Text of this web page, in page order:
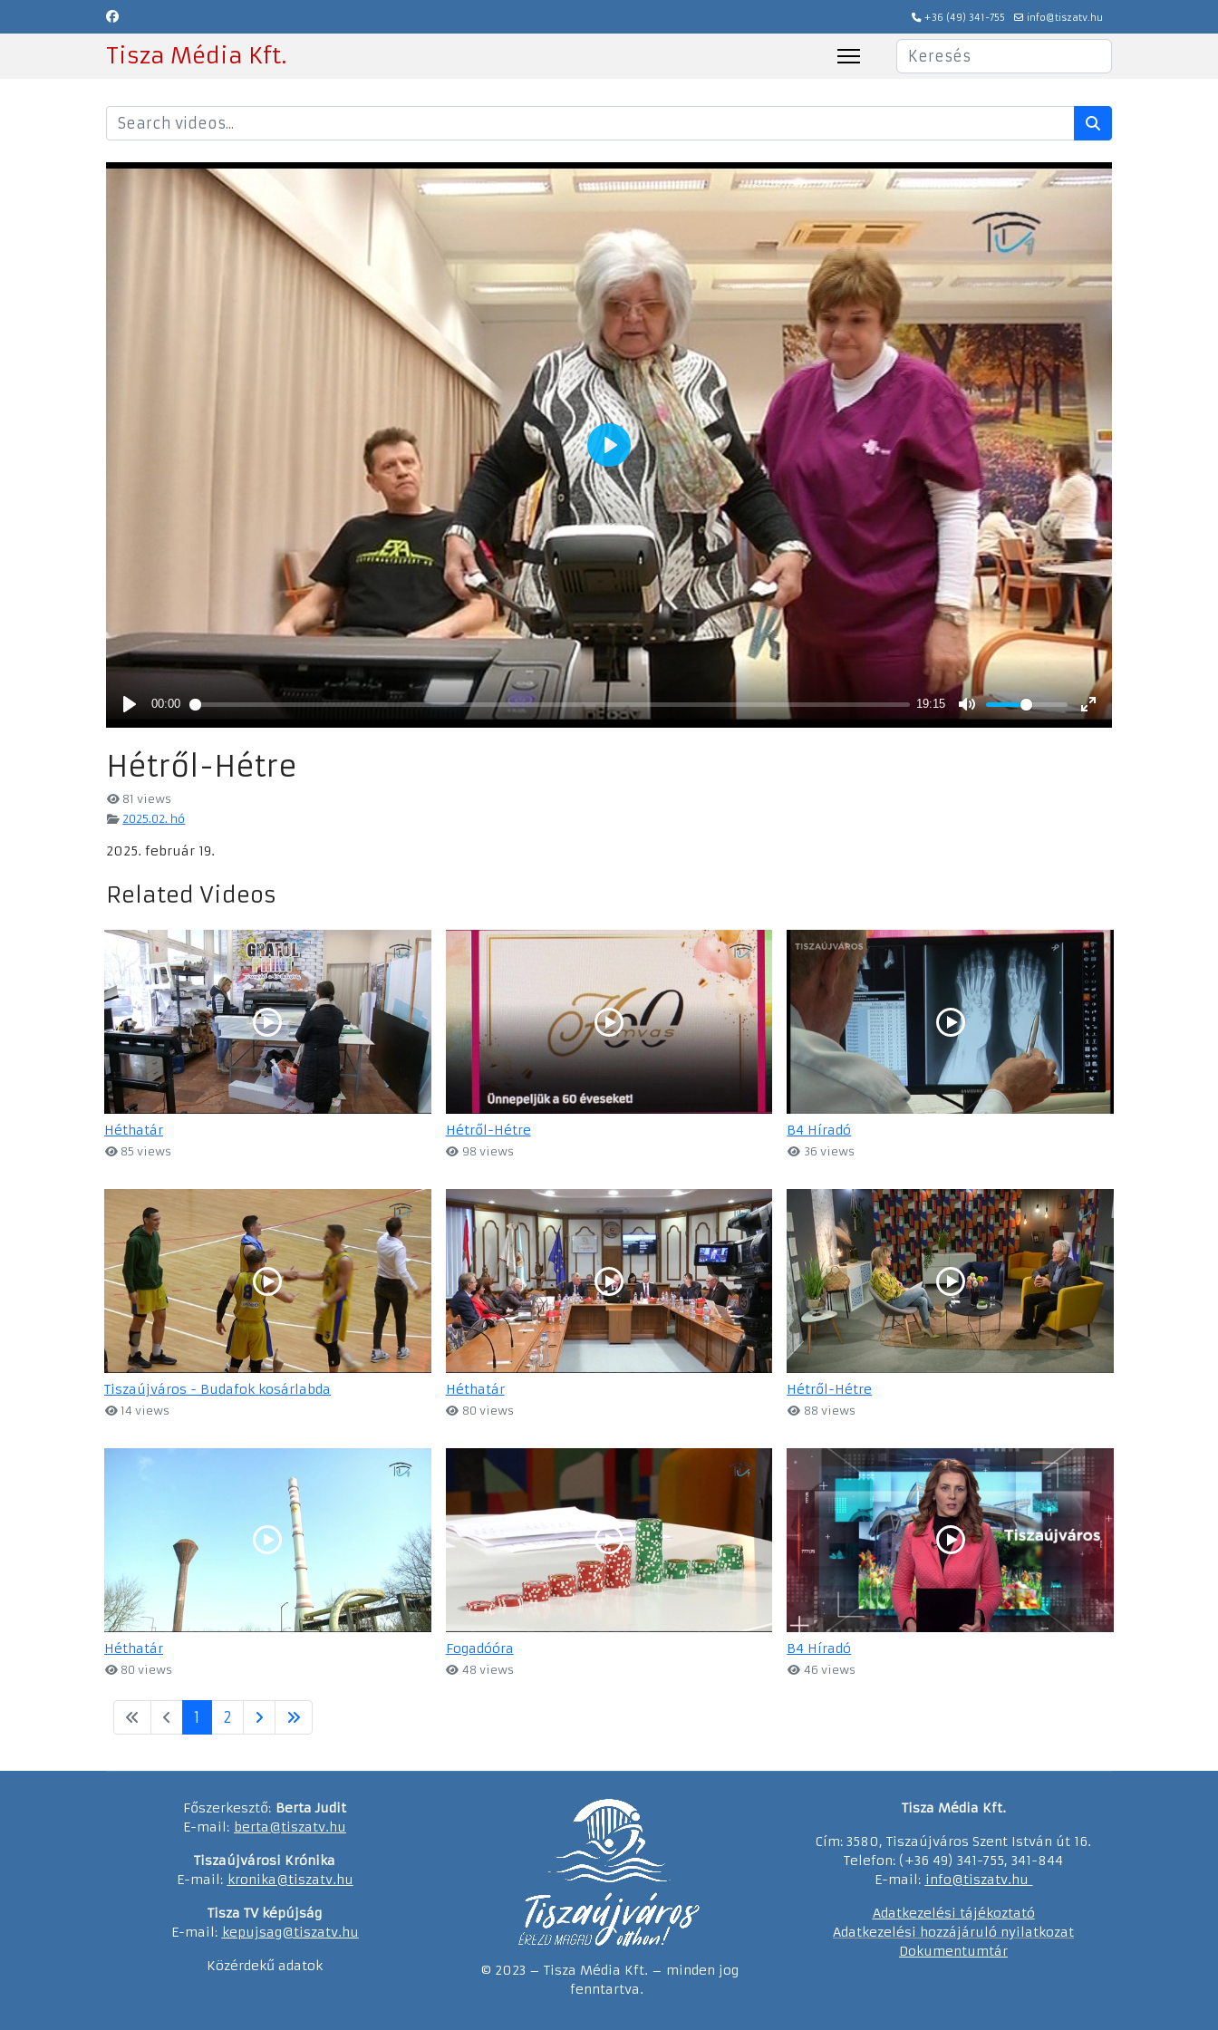
+36 (49) 341-755 info@tiszatv.hu
Tisza Média Kft. Keresés
Hétről-Hétre
81 views
2025.02. hó
2025. február 19.
Related Videos
Héthatár
85 views
Hétről-Hétre
98 views
B4 Híradó
36 views
Tiszaújváros - Budafok kosárlabda
14 views
Héthatár
80 views
Hétről-Hétre
88 views
Héthatár
80 views
Fogadóóra
48 views
B4 Híradó
46 views
1 2
Főszerkesztő: Berta Judit
E-mail: berta@tiszatv.hu
Tiszaújvárosi Krónika
E-mail: kronika@tiszatv.hu
Tisza TV képújság
E-mail: kepujsag@tiszatv.hu
Közérdekű adatok
© 2023 – Tisza Média Kft. – minden jog
fenntartva.
Tisza Média Kft.
Cím: 3580, Tiszaújváros Szent István út 16.
Telefon: (+36 49) 341-755, 341-844
E-mail: info@tiszatv.hu
Adatkezelési tájékoztató
Adatkezelési hozzájáruló nyilatkozat
Dokumentumtár